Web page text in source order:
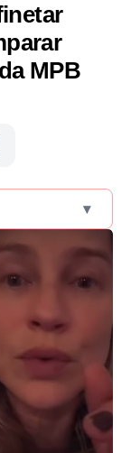
MPB
▾